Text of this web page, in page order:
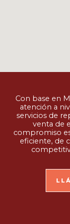
Con base en
atención a
servicios de
venta de
compromiso
eficiente, de